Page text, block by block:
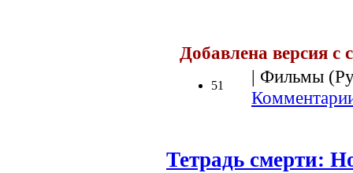
Добавлена версия с
51
| Фильмы
Тетрадь смерти: